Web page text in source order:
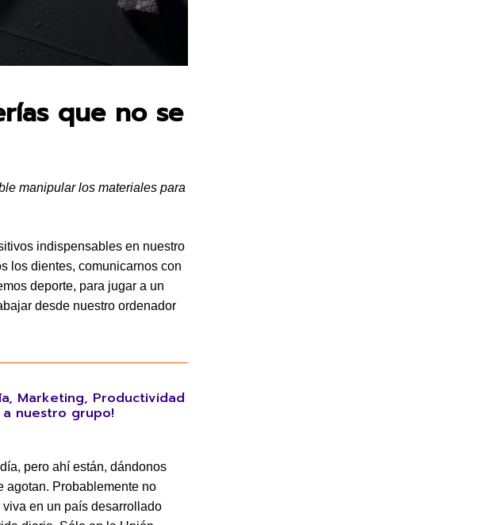
que no se
manipular los materiales para
indispensables en nuestro
los dientes, comunicarnos con
deporte, para jugar a un
desde nuestro ordenador
Marketing, Productividad
a nuestro grupo!
pero ahí están, dándonos
agotan. Probablemente no
en un país desarrollado